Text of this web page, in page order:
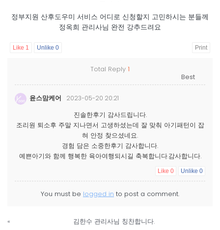
정부지원 산후도우미 서비스 어디로 신청할지 고민하시는 분들께
정옥희 관리사님 완전 강추드려요
Like 1 Unlike 0 Print
Total Reply 1
윤스맘케어 2023-05-20 20:21
진솔한후기 감사드립니다.
조리원 퇴소후 주말 지나면서 고생하셨는데 잘 맞춰 아기패턴이 잡
혀 안정 찾으셨네요.
경험 담은 소중한후기 감사합니다.
예쁜아기와 함께 행복한 육아여행되시길 축복합니다.감사합니다.
Like 0 Unlike 0
You must be logged in to post a comment.
« 김한수 관리사님 칭찬합니다.